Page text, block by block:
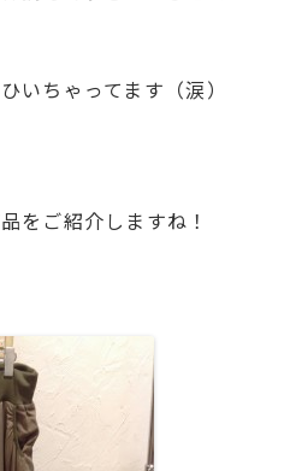
いちゃってます（涙）
をご紹介しますね！